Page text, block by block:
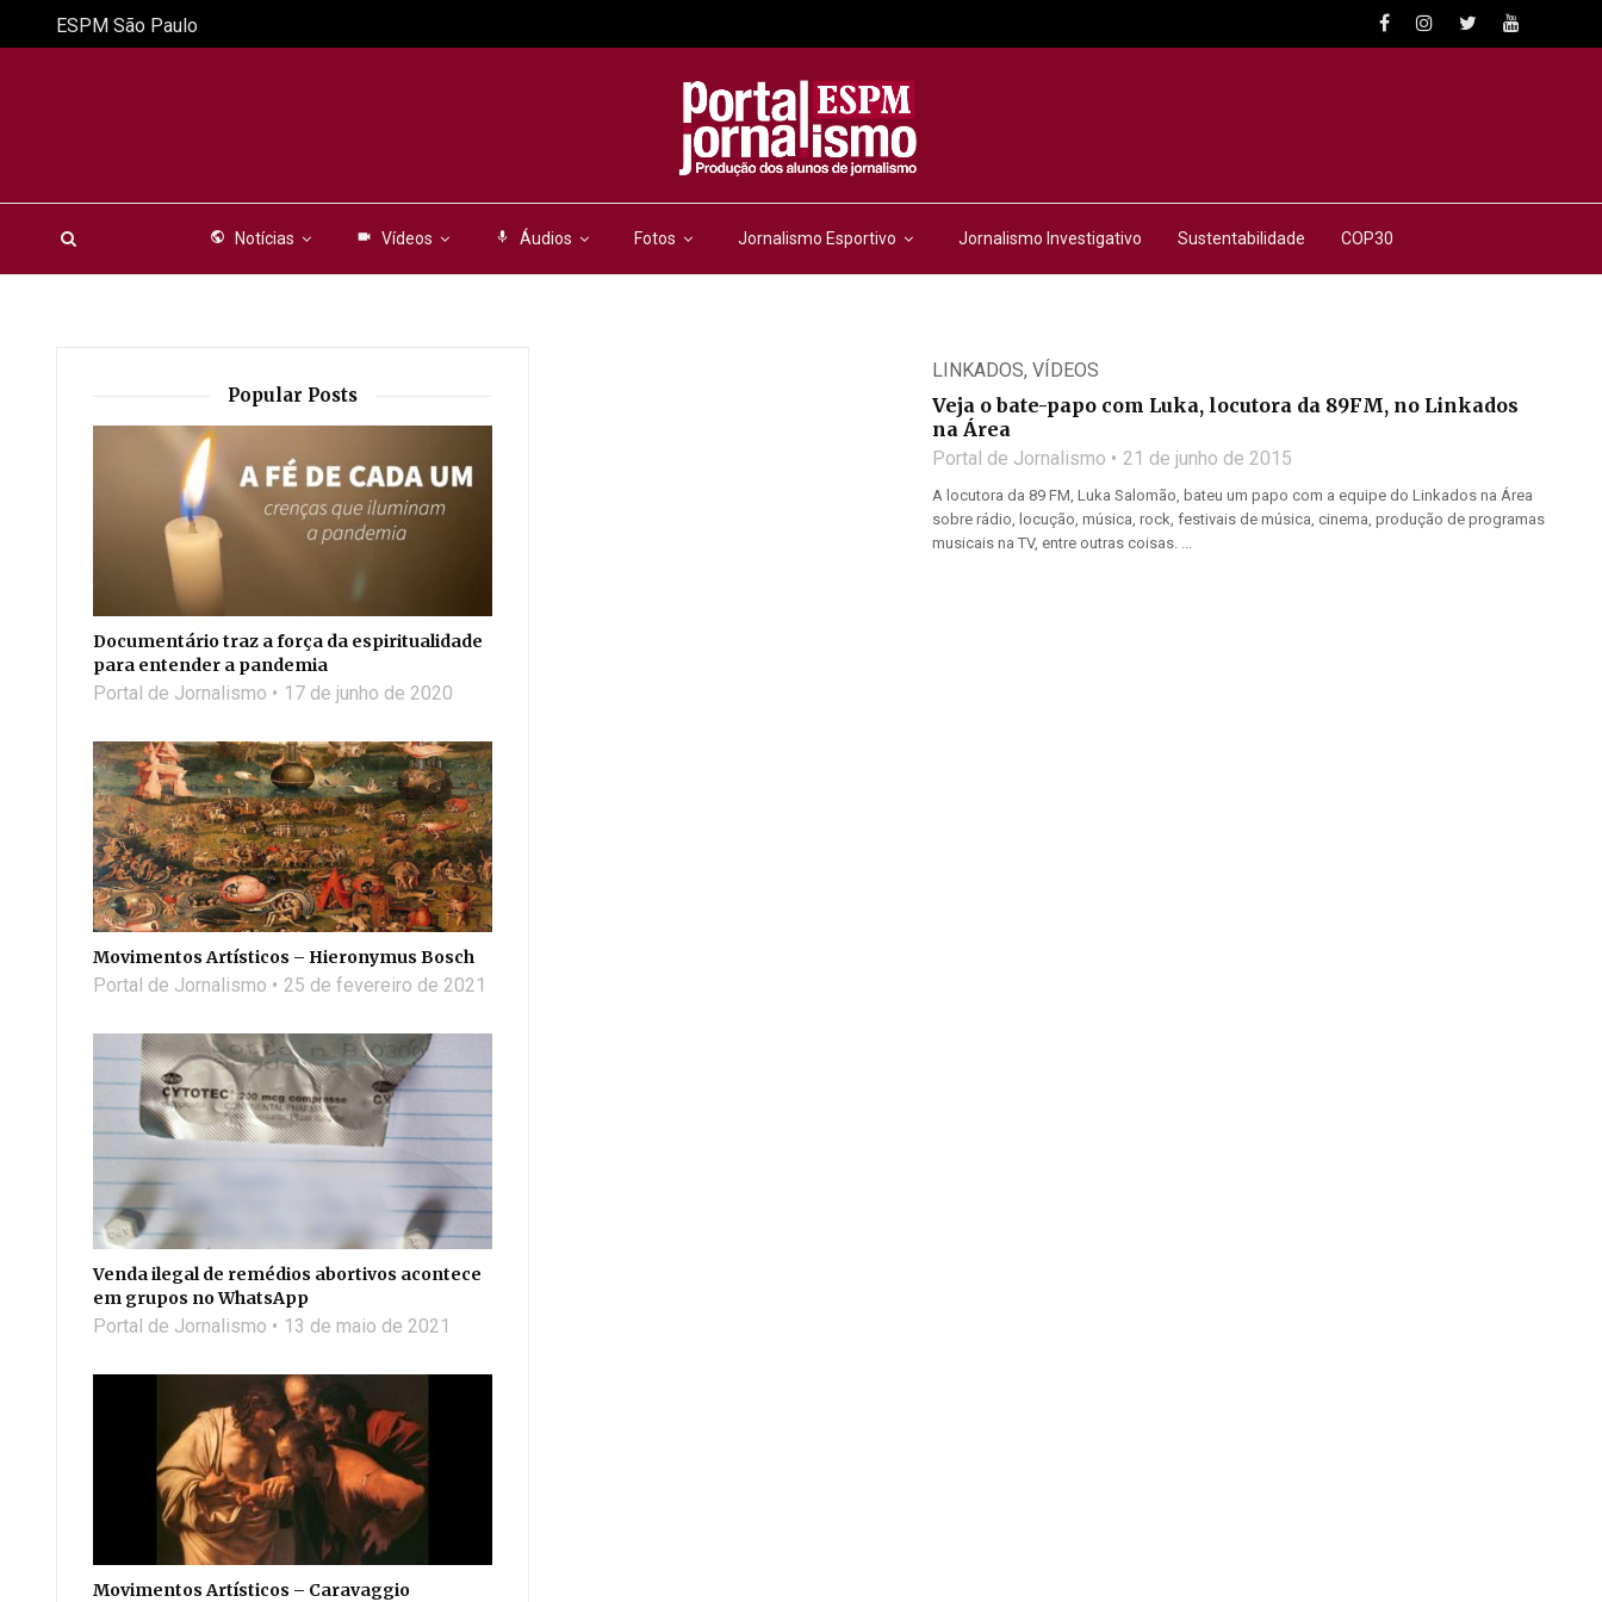
public Notícias videocam Vídeos mic Áudios Fotos Jornalismo Esportivo Jornalismo Investigativo Sustentabilidade COP30
ESPM São Paulo
LINKADOS, VÍDEOS
Veja o bate-papo com Luka, locutora da 89FM, no Linkados
na Área
Portal de Jornalismo 21 de junho de 2015
A locutora da 89 FM, Luka Salomão, bateu um papo com a equipe do Linkados na Área
sobre rádio, locução, música, rock, festivais de música, cinema, produção de programas
musicais na TV, entre outras coisas. ...
Popular Posts
Documentário traz a força da espiritualidade
para entender a pandemia
Portal de Jornalismo 17 de junho de 2020
Movimentos Artísticos – Hieronymus Bosch
Portal de Jornalismo 25 de fevereiro de 2021
Venda ilegal de remédios abortivos acontece
em grupos no WhatsApp
Portal de Jornalismo 13 de maio de 2021
Movimentos Artísticos – Caravaggio